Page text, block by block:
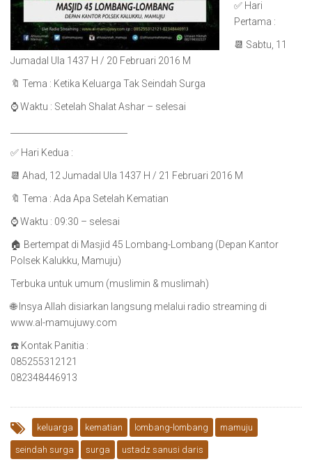
✅ Hari
Pertama :
📆 Sabtu, 11
Jumadal Ula 1437 H / 20 Februari 2016 M
🔖 Tema : Ketika Keluarga Tak Seindah Surga
⌚️ Waktu : Setelah Shalat Ashar – selesai
✅ Hari Kedua :
📆 Ahad, 12 Jumadal Ula 1437 H / 21 Februari 2016 M
🔖 Tema : Ada Apa Setelah Kematian
⌚️ Waktu : 09:30 – selesai
🏠 Bertempat di Masjid 45 Lombang-Lombang (Depan Kantor
Polsek Kalukku, Mamuju)
Terbuka untuk umum (muslimin & muslimah)
🌐 Insya Allah disiarkan langsung melalui radio streaming di
www.al-mamujuwy.com
☎️ Kontak Panitia :
085255312121
082348446913
keluarga kematian lombang-lombang mamuju
seindah surga surga ustadz sanusi daris